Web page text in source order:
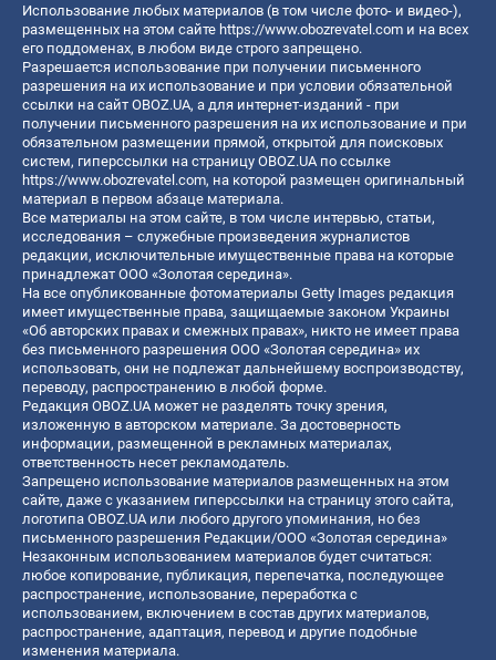
Использование любых материалов (в том числе фото- и видео-),
размещенных на этом сайте https://www.obozrevatel.com и на всех
его поддоменах, в любом виде строго запрещено.
Разрешается использование при получении письменного
разрешения на их использование и при условии обязательной
ссылки на сайт OBOZ.UA, а для интернет-изданий - при
получении письменного разрешения на их использование и при
обязательном размещении прямой, открытой для поисковых
систем, гиперссылки на страницу OBOZ.UA по ссылке
https://www.obozrevatel.com, на которой размещен оригинальный
материал в первом абзаце материала.
Все материалы на этом сайте, в том числе интервью, статьи,
исследования – служебные произведения журналистов
редакции, исключительные имущественные права на которые
принадлежат ООО «Золотая середина».
На все опубликованные фотоматериалы Getty Images редакция
имеет имущественные права, защищаемые законом Украины
«Об авторских правах и смежных правах», никто не имеет права
без письменного разрешения ООО «Золотая середина» их
использовать, они не подлежат дальнейшему воспроизводству,
переводу, распространению в любой форме.
Редакция OBOZ.UA может не разделять точку зрения,
изложенную в авторском материале. За достоверность
информации, размещенной в рекламных материалах,
ответственность несет рекламодатель.
Запрещено использование материалов размещенных на этом
сайте, даже с указанием гиперссылки на страницу этого сайта,
логотипа OBOZ.UA или любого другого упоминания, но без
письменного разрешения Редакции/ООО «Золотая середина»
Незаконным использованием материалов будет считаться:
любое копирование, публикация, перепечатка, последующее
распространение, использование, переработка с
использованием, включением в состав других материалов,
распространение, адаптация, перевод и другие подобные
изменения материала.